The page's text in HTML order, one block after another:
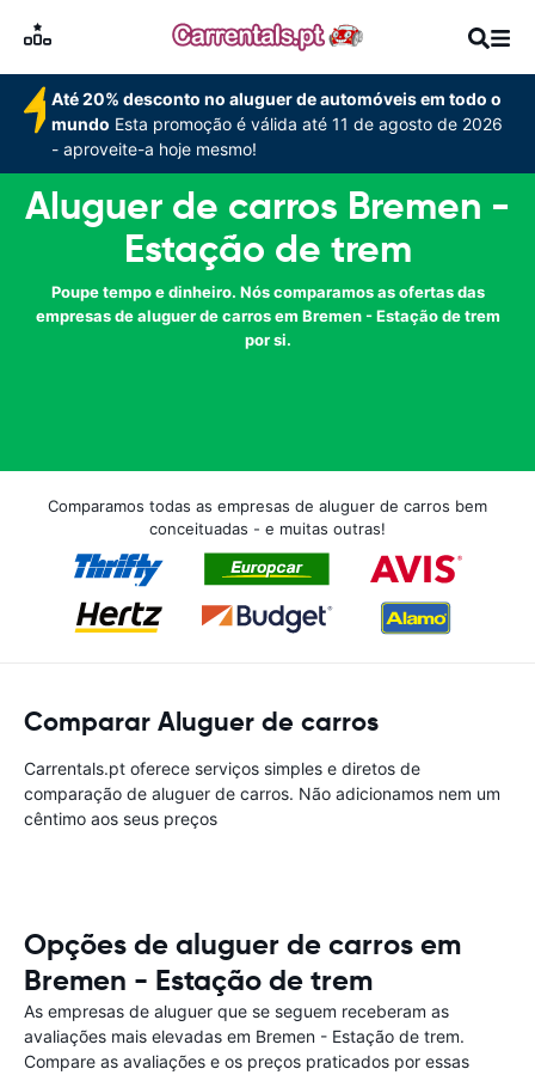
Até 20% desconto no aluguer de automóveis em todo o
mundo Esta promoção é válida até 11 de agosto de 2026
- aproveite-a hoje mesmo!
Aluguer de carros Bremen -
Estação de trem
Poupe tempo e dinheiro. Nós comparamos as ofertas das
empresas de aluguer de carros em Bremen - Estação de trem
por si.
Comparamos todas as empresas de aluguer de carros bem
conceituadas - e muitas outras!
Comparar Aluguer de carros
Carrentals.pt oferece serviços simples e diretos de
comparação de aluguer de carros. Não adicionamos nem um
cêntimo aos seus preços
Opções de aluguer de carros em
Bremen - Estação de trem
As empresas de aluguer que se seguem receberam as
avaliações mais elevadas em Bremen - Estação de trem.
Compare as avaliações e os preços praticados por essas